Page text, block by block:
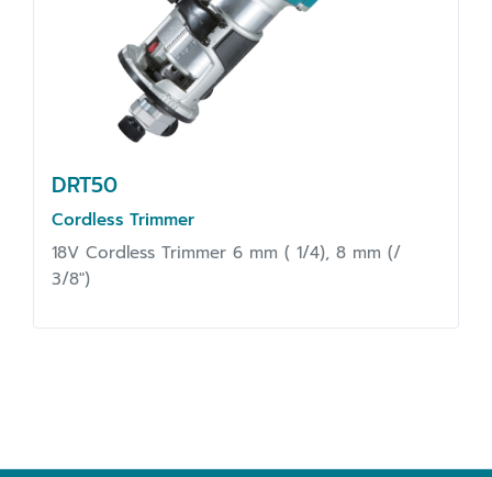
DRT50
Cordless Trimmer
18V Cordless Trimmer 6 mm ( 1/4), 8 mm (/
3/8")